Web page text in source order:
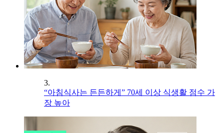
3.
“아침식사는 든든하게” 70세 이상 식생활 점수 가
장 높아